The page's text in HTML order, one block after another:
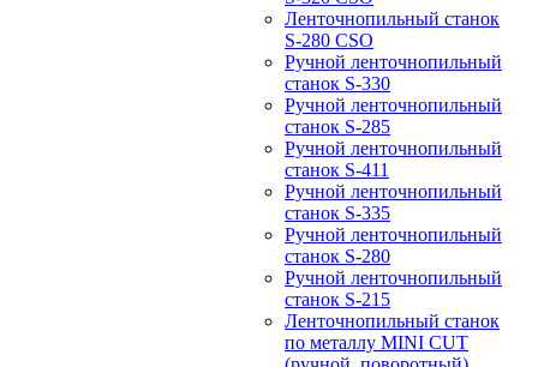
Ленточнопильный станок
S-280 CSO
Ручной ленточнопильный
станок S-330
Ручной ленточнопильный
станок S-285
Ручной ленточнопильный
станок S-411
Ручной ленточнопильный
станок S-335
Ручной ленточнопильный
станок S-280
Ручной ленточнопильный
станок S-215
Ленточнопильный станок
по металлу MINI CUT